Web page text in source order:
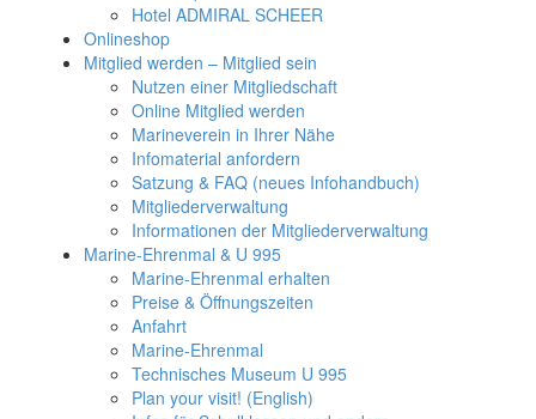
Hotel ADMIRAL SCHEER
Onlineshop
Mitglied werden – Mitglied sein
Nutzen einer Mitgliedschaft
Online Mitglied werden
Marineverein in Ihrer Nähe
Infomaterial anfordern
Satzung & FAQ (neues Infohandbuch)
Mitgliederverwaltung
Informationen der Mitgliederverwaltung
Marine-Ehrenmal & U 995
Marine-Ehrenmal erhalten
Preise & Öffnungszeiten
Anfahrt
Marine-Ehrenmal
Technisches Museum U 995
Plan your visit! (English)